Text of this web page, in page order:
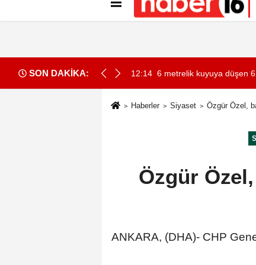
İletişim Gizlilik İlkeleri
SON DAKİKA:
dijital bir kimliği olacak 12:14 6 metrelik kuyuya düşen 6
Haberler Siyaset Özgür Özel,
Özgür
ANKARA, (DHA)- CHP